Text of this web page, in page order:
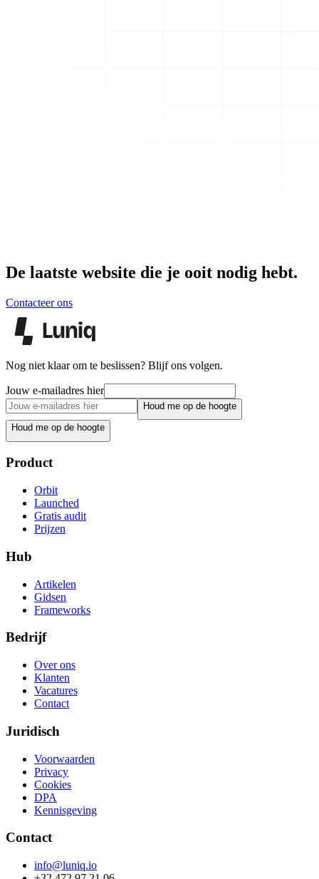
De laatste website die je ooit nodig hebt.
Contacteer ons
Nog niet klaar om te beslissen? Blijf ons volgen.
Jouw e-mailadres hier
Houd me op de hoogte
Houd me op de hoogte
Product
Orbit
Launched
Gratis audit
Prijzen
Hub
Artikelen
Gidsen
Frameworks
Bedrijf
Over ons
Klanten
Vacatures
Contact
Juridisch
Voorwaarden
Privacy
Cookies
DPA
Kennisgeving
Contact
info@luniq.io